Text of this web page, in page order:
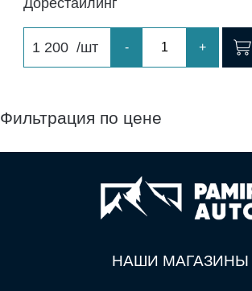
Дорестайлинг
1 200 /шт - +
Фильтрация по цене
НАШИ МАГАЗИНЫ